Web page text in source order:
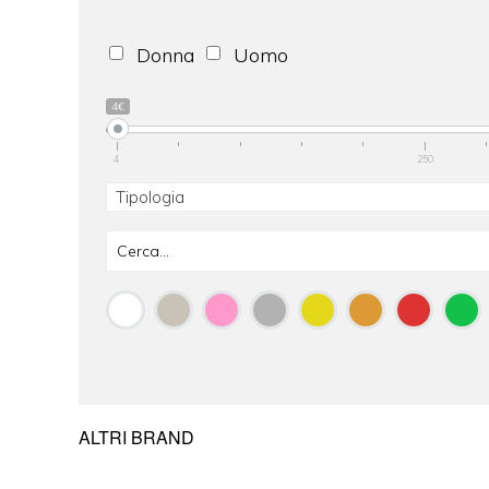
Donna Uomo
4€
4 250
Tipologia
ALTRI BRAND